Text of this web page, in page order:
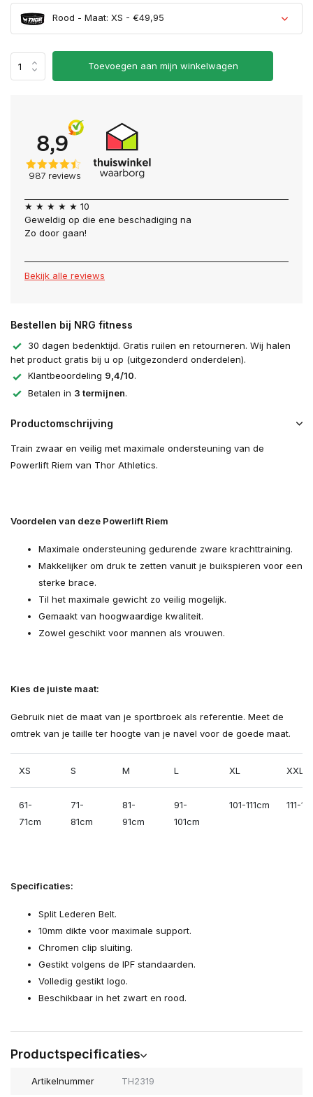
Rood - Maat: XS - €49,95
Toevoegen aan mijn winkelwagen
★ ★ ★ ★ ★ 10
Geweldig op die ene beschadiging na
Zo door gaan!
Bekijk alle reviews
Bestellen bij NRG fitness
30 dagen bedenktijd. Gratis ruilen en retourneren. Wij halen
het product gratis bij u op (uitgezonderd onderdelen).
Klantbeoordeling 9,4/10.
Betalen in 3 termijnen.
Productomschrijving
Train zwaar en veilig met maximale ondersteuning van de
Powerlift Riem van Thor Athletics.
Voordelen van deze Powerlift Riem
Maximale ondersteuning gedurende zware krachttraining.
Makkelijker om druk te zetten vanuit je buikspieren voor een
sterke brace.
Til het maximale gewicht zo veilig mogelijk.
Gemaakt van hoogwaardige kwaliteit.
Zowel geschikt voor mannen als vrouwen.
Kies de juiste maat:
Gebruik niet de maat van je sportbroek als referentie. Meet de
omtrek van je taille ter hoogte van je navel voor de goede maat.
XS S M L XL XXL
61-
71cm
71-
81cm
81-
91cm
91-
101cm
101-111cm 111-
Specificaties:
Split Lederen Belt.
10mm dikte voor maximale support.
Chromen clip sluiting.
Gestikt volgens de IPF standaarden.
Volledig gestikt logo.
Beschikbaar in het zwart en rood.
Productspecificaties
Artikelnummer TH2319